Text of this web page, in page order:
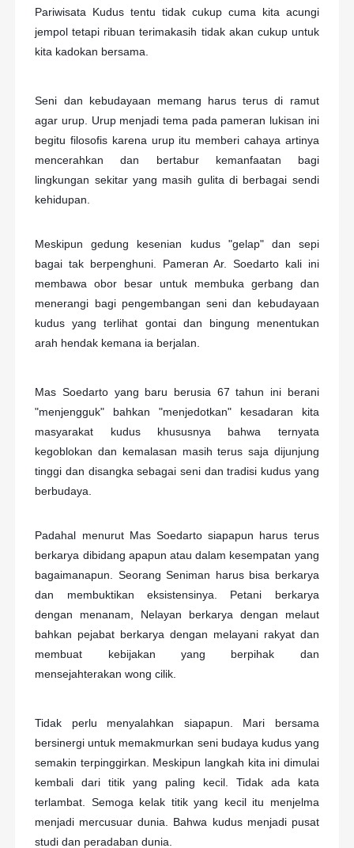
Pariwisata Kudus tentu tidak cukup cuma kita acungi
jempol tetapi ribuan terimakasih tidak akan cukup untuk
kita kadokan bersama.
Seni dan kebudayaan memang harus terus di ramut
agar urup. Urup menjadi tema pada pameran lukisan ini
begitu filosofis karena urup itu memberi cahaya artinya
mencerahkan dan bertabur kemanfaatan bagi
lingkungan sekitar yang masih gulita di berbagai sendi
kehidupan.
Meskipun gedung kesenian kudus "gelap" dan sepi
bagai tak berpenghuni. Pameran Ar. Soedarto kali ini
membawa obor besar untuk membuka gerbang dan
menerangi bagi pengembangan seni dan kebudayaan
kudus yang terlihat gontai dan bingung menentukan
arah hendak kemana ia berjalan.
Mas Soedarto yang baru berusia 67 tahun ini berani
"menjengguk" bahkan "menjedotkan" kesadaran kita
masyarakat kudus khususnya bahwa ternyata
kegoblokan dan kemalasan masih terus saja dijunjung
tinggi dan disangka sebagai seni dan tradisi kudus yang
berbudaya.
Padahal menurut Mas Soedarto siapapun harus terus
berkarya dibidang apapun atau dalam kesempatan yang
bagaimanapun. Seorang Seniman harus bisa berkarya
dan membuktikan eksistensinya. Petani berkarya
dengan menanam, Nelayan berkarya dengan melaut
bahkan pejabat berkarya dengan melayani rakyat dan
membuat kebijakan yang berpihak dan
mensejahterakan wong cilik.
Tidak perlu menyalahkan siapapun. Mari bersama
bersinergi untuk memakmurkan seni budaya kudus yang
semakin terpinggirkan. Meskipun langkah kita ini dimulai
kembali dari titik yang paling kecil. Tidak ada kata
terlambat. Semoga kelak titik yang kecil itu menjelma
menjadi mercusuar dunia. Bahwa kudus menjadi pusat
studi dan peradaban dunia.